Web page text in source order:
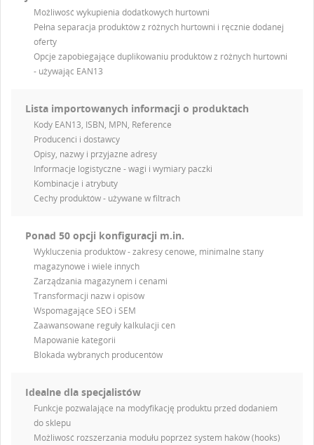
Możliwość wykupienia dodatkowych hurtowni
Pełna separacja produktów z różnych hurtowni i ręcznie dodanej
oferty
Opcje zapobiegające duplikowaniu produktów z różnych hurtowni
- używając EAN13
Lista importowanych informacji o produktach
Kody EAN13, ISBN, MPN, Reference
Producenci i dostawcy
Opisy, nazwy i przyjazne adresy
Informacje logistyczne - wagi i wymiary paczki
Kombinacje i atrybuty
Cechy produktów - używane w filtrach
Ponad 50 opcji konfiguracji m.in.
Wykluczenia produktów - zakresy cenowe, minimalne stany
magazynowe i wiele innych
Zarządzania magazynem i cenami
Transformacji nazw i opisów
Wspomagające SEO i SEM
Zaawansowane reguły kalkulacji cen
Mapowanie kategorii
Blokada wybranych producentów
Idealne dla specjalistów
Funkcje pozwalające na modyfikację produktu przed dodaniem
do sklepu
Możliwość rozszerzania modułu poprzez system haków (hooks)